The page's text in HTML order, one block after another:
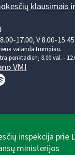
klausimais
17.00, V 8.00-15.45.
valanda trumpiau.
penktadienį 8.00 val. -
VMI
inspekcija prie
ministerijos